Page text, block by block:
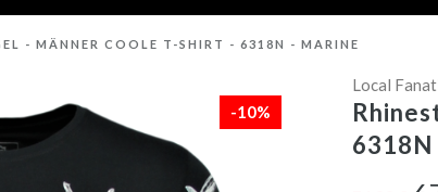
- MÄNNER COOLE T-SHIRT - 6318N - MARINE
-10%
Local